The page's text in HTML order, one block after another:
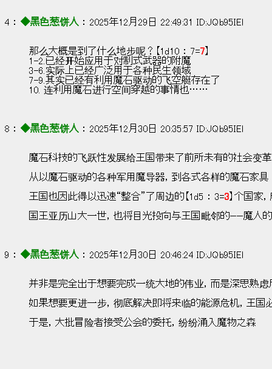
4 ： ◆黑色葱饼人 ： 2025年12月29日 22:49:31 ID:JQb95IEl
那么大概是到了什么地步呢？【1d10 ： 7=7】
1-2.已经开始应用于对制式武器的附魔
3-6.实际上已经广泛用于各种民生领域
7-9.其实已经有利用魔石驱动的飞空艇存在了
10. 连利用魔石进行空间穿越的事情也……
8 ： ◆黑色葱饼人 ： 2025年12月30日 20:35:57 ID:JQb95IEl
魔石科技的飞跃性发展给王国带来了前所未有的社会变革
从以魔石驱动的各种军用魔导器，到各式各样的魔石家具
王国也因此得以迅速“整合”了周边的【1d5 ： 3=3】个国家
国王亚历山大一世，也将目光投向与王国毗邻的——魔人
9 ： ◆黑色葱饼人 ： 2025年12月30日 20:46:24 ID:JQb95IEl
并非是完全出于想要完成一统大地的伟业，而是深思熟虑
如果想要更进一步，彻底解决即将来临的能源危机，王
于是，大批冒险者接受公会的委托，纷纷涌入魔物之森